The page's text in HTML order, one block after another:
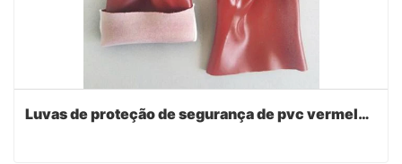
Luvas de proteção de segurança de pvc vermelho escuro 27cm